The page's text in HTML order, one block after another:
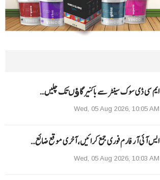
ایم سی ڈی سوک سینٹر سے باکنیر گاﺅں تک چلیں…
Wed, 05 Aug 2026, 10:05 AM
ایس آئی آر فارم فوری جمع کرائیں، آخری موقع ضائع…
Wed, 05 Aug 2026, 10:03 AM